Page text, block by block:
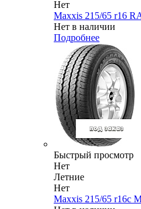
Нет
Maxxis 215/65 r16
Нет в наличии
Подробнее
Быстрый просмотр
Нет
Летние
Нет
Maxxis 215/65 r16c